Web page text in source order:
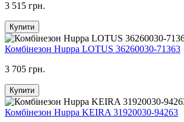
3 515 грн.
Купити
Комбінезон Huppa LOTUS 36260030-71363
3 705 грн.
Купити
Комбінезон Huppa KEIRA 31920030-94263